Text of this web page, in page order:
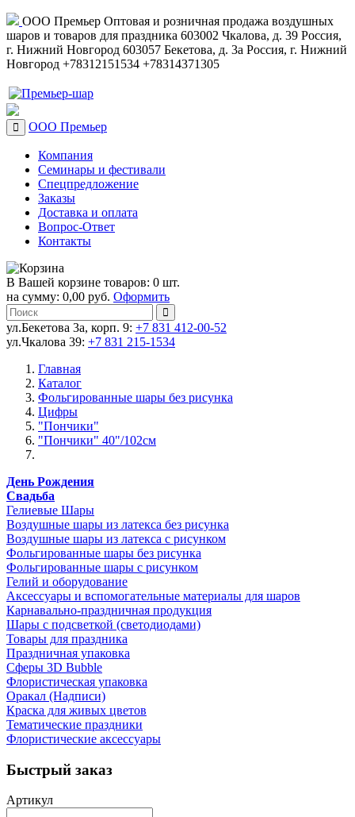
ООО Премьер Оптовая и розничная продажа воздушных
шаров и товаров для праздника 603002 Чкалова, д. 39 Россия,
г. Нижний Новгород 603057 Бекетова, д. 3а Россия, г. Нижний
Новгород +78312151534 +78314371305
ООО Премьер
Компания
Семинары и фестивали
Спецпредложение
Заказы
Доставка и оплата
Вопрос-Ответ
Контакты
В Вашей корзине товаров: 0 шт.
на сумму: 0,00 руб. Оформить
ул.Бекетова 3а, корп. 9: +7 831 412-00-52
ул.Чкалова 39: +7 831 215-1534
Главная
Каталог
Фольгированные шары без рисунка
Цифры
"Пончики"
"Пончики" 40"/102см
День Рождения
Свадьба
Гелиевые Шары
Воздушные шары из латекса без рисунка
Воздушные шары из латекса с рисунком
Фольгированные шары без рисунка
Фольгированные шары с рисунком
Гелий и оборудование
Аксессуары и вспомогательные материалы для шаров
Карнавально-праздничная продукция
Шары с подсветкой (светодиодами)
Товары для праздника
Праздничная упаковка
Сферы 3D Bubble
Флористическая упаковка
Оракал (Надписи)
Краска для живых цветов
Тематические праздники
Флористические аксессуары
Быстрый заказ
Артикул